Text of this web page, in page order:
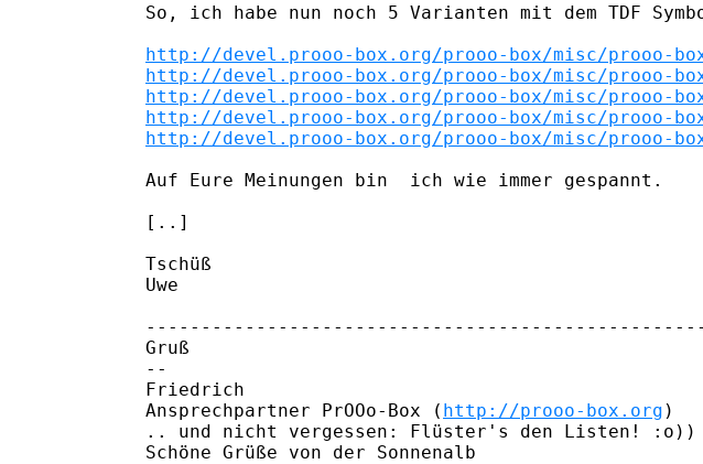
So, ich habe nun noch 5 Varianten mit dem TDF
http://devel.prooo-box.org/prooo-box/misc/prooo-
http://devel.prooo-box.org/prooo-box/misc/prooo-
http://devel.prooo-box.org/prooo-box/misc/prooo-
http://devel.prooo-box.org/prooo-box/misc/prooo-
http://devel.prooo-box.org/prooo-box/misc/prooo-
Auf Eure Meinungen bin  ich wie immer gespannt.
[..]
Tschüß
Uwe
Gruß
--
Friedrich
Ansprechpartner PrOOo-Box ( http://prooo-box.org )
.. und nicht vergessen: Flüster's den Listen! :o))
Schöne Grüße von der Sonnenalb